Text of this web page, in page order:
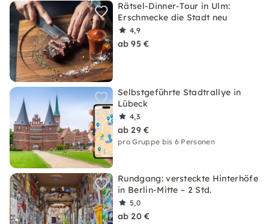
Rätsel-Dinner-Tour in Ulm:
Erschmecke die Stadt neu
4,9
ab 95 €
Selbstgeführte Stadtrallye in
Lübeck
4,3
ab 29 €
pro Gruppe bis 6 Personen
Rundgang: versteckte Hinterhöfe
in Berlin-Mitte – 2 Std.
5,0
ab 20 €